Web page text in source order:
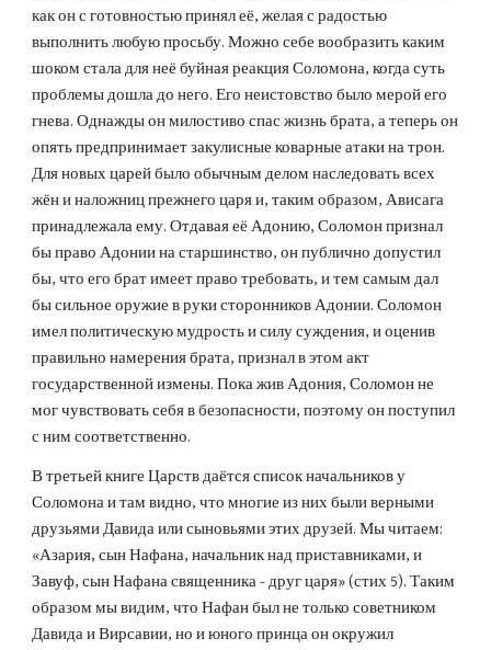
как он с готовностью принял её, желая с радостью
выполнить любую просьбу. Можно себе вообразить каким
шоком стала для неё буйная реакция Соломона, когда суть
проблемы дошла до него. Его неистовство было мерой его
гнева. Однажды он милостиво спас жизнь брата, а теперь он
опять предпринимает закулисные коварные атаки на трон.
Для новых царей было обычным делом наследовать всех
жён и наложниц прежнего царя и, таким образом, Ависага
принадлежала ему. Отдавая её Адонию, Соломон признал
бы право Адонии на старшинство, он публично допустил
бы, что его брат имеет право требовать, и тем самым дал
бы сильное оружие в руки сторонников Адонии. Соломон
имел политическую мудрость и силу суждения, и оценив
правильно намерения брата, признал в этом акт
государственной измены. Пока жив Адония, Соломон не
мог чувствовать себя в безопасности, поэтому он поступил
с ним соответственно.
В третьей книге Царств даётся список начальников у
Соломона и там видно, что многие из них были верными
друзьями Давида или сыновьями этих друзей. Мы читаем:
«Азария, сын Нафана, начальник над приставниками, и
Завуф, сын Нафана священника - друг царя» (стих 5). Таким
образом мы видим, что Нафан был не только советником
Давида и Вирсавии, но и юного принца он окружил